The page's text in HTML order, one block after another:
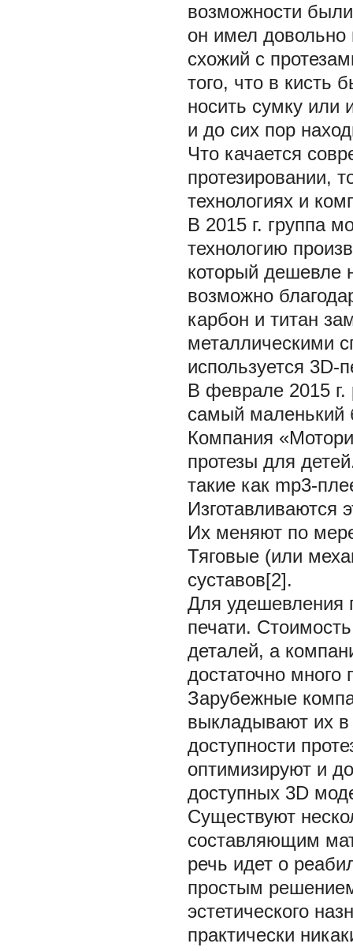
возможности
он имел
схожий с
того, что в кисть
носить сумку или
и до сих пор
Что качается
протезировании,
технологиях и
В 2015 г. группа
технологию
который дешевле
возможно
карбон и титан
металлическими
используется 3D-
В феврале 2015 г.
самый маленький
Компания
протезы для
такие как mp3-
Изготавливаются
Их меняют по
Тяговые (или
суставов[2].
Для удешевления
печати.
деталей, а
достаточно
Зарубежные
выкладывают их в
доступности
оптимизируют и
доступных 3D
Существуют
составляющим
речь идет о
простым
эстетического
практически